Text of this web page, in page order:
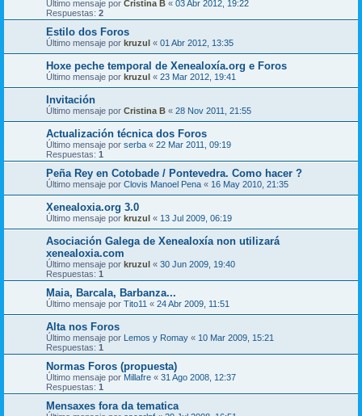
Último mensaje por Cristina B « 03 Abr 2012, 19:22
Respuestas: 2
Estilo dos Foros
Último mensaje por kruzul « 01 Abr 2012, 13:35
Hoxe peche temporal de Xenealoxía.org e Foros
Último mensaje por kruzul « 23 Mar 2012, 19:41
Invitación
Último mensaje por Cristina B « 28 Nov 2011, 21:55
Actualización técnica dos Foros
Último mensaje por serba « 22 Mar 2011, 09:19
Respuestas: 1
Peña Rey en Cotobade / Pontevedra. Como hacer ?
Último mensaje por Clovis Manoel Pena « 16 May 2010, 21:35
Xenealoxia.org 3.0
Último mensaje por kruzul « 13 Jul 2009, 06:19
Asociación Galega de Xenealoxía non utilizará
xenealoxia.com
Último mensaje por kruzul « 30 Jun 2009, 19:40
Respuestas: 1
Maia, Barcala, Barbanza...
Último mensaje por Tito11 « 24 Abr 2009, 11:51
Alta nos Foros
Último mensaje por Lemos y Romay « 10 Mar 2009, 15:21
Respuestas: 1
Normas Foros (propuesta)
Último mensaje por Millafre « 31 Ago 2008, 12:37
Respuestas: 1
Mensaxes fora da tematica